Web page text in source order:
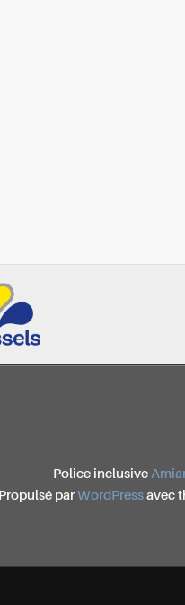
Police inclusive
Propulsé par WordPressavec